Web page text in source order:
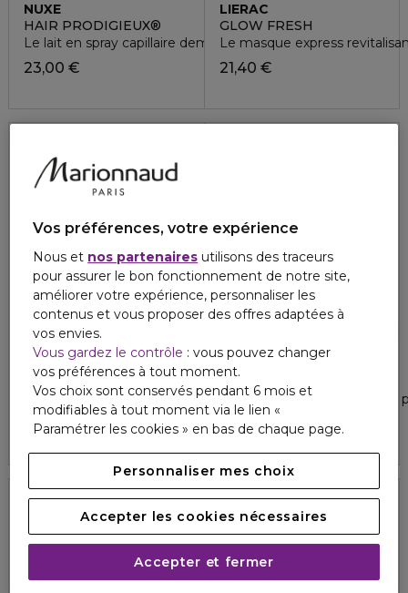
NUXE
HAIR PRODIGIEUX®
Le lait en spray capillaire demelant sans rincage
23,00 €
LIERAC
GLOW FRESH
Le masque express
21,40 €
Vegan
LAZARTIGUE
NOURISH
Masque haute nutrition
56,10 € 5 2
GUERLAIN
AQUA ALLEGORIA FORTE
Oud yuzu - recharge eau de
224,00 €
Vos préférences, votre expérience
Nous et nos partenaires utilisons des traceurs
pour assurer le bon fonctionnement de notre site,
améliorer votre expérience, personnaliser les
contenus et vous proposer des offres adaptées à
vos envies.
Vous gardez le contrôle : vous pouvez changer
vos préférences à tout moment.
Vos choix sont conservés pendant 6 mois et
modifiables à tout moment via le lien «
Paramétrer les cookies » en bas de chaque page.
Personnaliser mes choix
Accepter les cookies nécessaires
Accepter et fermer